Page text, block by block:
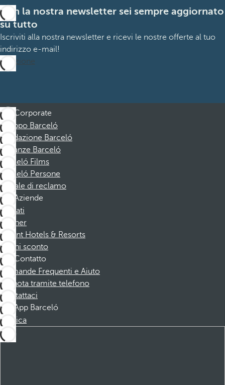
Con la nostra newsletter sei sempre aggiornato
su tutto
Iscriviti alla nostra newsletter e ricevi le nostre offerte al tuo
indirizzo e-mail!
Iscrizione
Corporate
Gruppo Barceló
Fondazione Barceló
Vacanze Barceló
Barceló Films
Barceló Persone
Canale di reclamo
Aziende
Affiliati
Partner
Dorint Hotels & Resorts
Buoni sconto
Contatto
Domande Frequenti e Aiuto
Prenota tramite telefono
Contattaci
App Barceló
Scarica